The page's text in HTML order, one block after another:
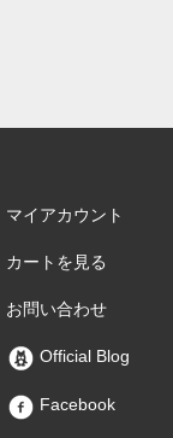
マイアカウント
カートを見る
お問い合わせ
Official Blog
Facebook